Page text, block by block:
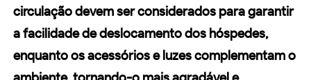
circulação devem ser considerados para garantir
a facilidade de deslocamento dos hóspedes,
enquanto os acessórios eluzescomplementam o